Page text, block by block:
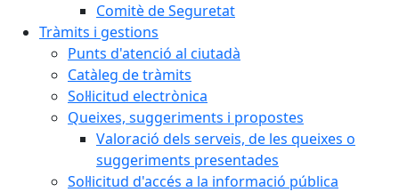
Comitè de Seguretat
Tràmits i gestions
Punts d'atenció al ciutadà
Catàleg de tràmits
Sol·licitud electrònica
Queixes, suggeriments i propostes
Valoració dels serveis, de les queixes o
suggeriments presentades
Sol·licitud d'accés a la informació pública